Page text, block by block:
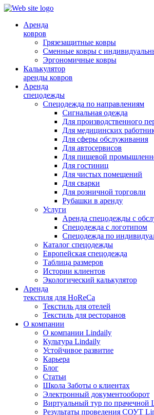
Аренда
ковров
Грязезащитные ковры
Сменные ковры с
Эргономичные ковры
Калькулятор
аренды ковров
Аренда
спецодежды
Спецодежда по направлениям
Сигнальная одежда
Для производственного
Для медицинских
Для сферы обслуживания
Для автосервисов
Для пищевой
Для гостиниц
Для чистых помещений
Для сварки
Для розничной торговли
Рубашки в аренду
Услуги
Аренда спецодежды с
Спецодежда с логотипом
Спецодежда по
Каталог спецодежды
Европейская спецодежда
Таблица размеров
Истории клиентов
Экологический калькулятор
Аренда
текстиля для HoReCa
Текстиль для отелей
Текстиль для ресторанов
О компании
О компании Lindaily
Культура Lindaily
Устойчивое развитие
Карьера
Блог
Статьи
Школа Заботы о клиентах
Электронный документооборот
Виртуальный тур по прачечной
Результаты проведения СОУТ